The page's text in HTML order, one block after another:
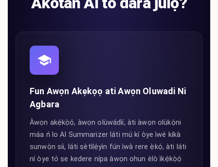
Fun Awọn Akẹkọọ ati Awọn Oluwadi Ni
Agbara
Àwọn akẹ́kọ̀ọ́, àwọn olùwádìí, àti àwọn olùkọ́ni
máa ń lo AI Summarizer láti mú kí òye ìwé kíkà
sunwọ̀n síi, láti ṣètìlẹ́yìn fún ìwà rere ẹ̀kọ́, àti láti
ní òye tó ṣe kedere nípa àwọn ohun èlò ìkẹ́kọ̀ọ́